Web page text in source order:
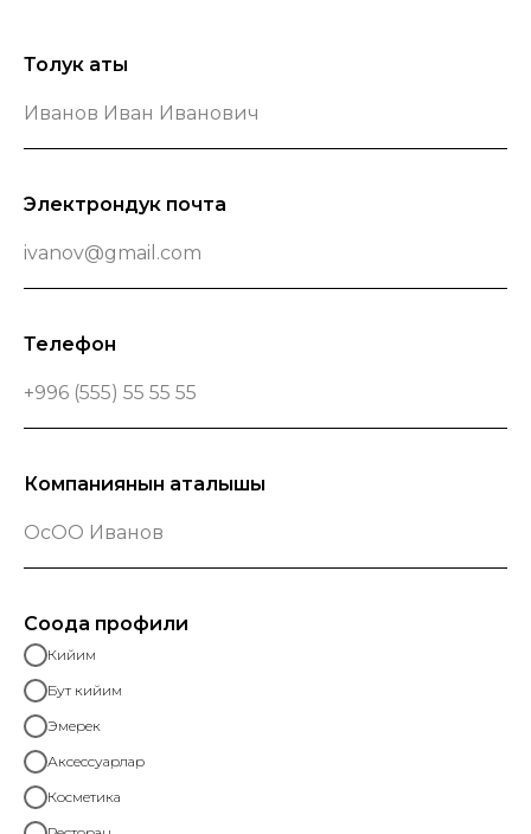
Толук аты
Электрондук почта
Телефон
Компаниянын аталышы
Соода профили
Кийим
Бут кийим
Эмерек
Аксессуарлар
Косметика